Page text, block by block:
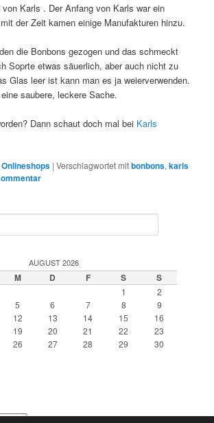
Karls . Der Anfang von Karls war ein
der Zeit kamen einige Manufakturen hinzu.
die Bonbons gezogen und das schmeckt
Soprte etwas säuerlich, aber auch nicht zu
Glas leer ist kann man es ja weierverwenden.
saubere, leckere Sache.
Dann schaut doch mal bei Karls
Onlineshops |Verschlagwortet mitbonbons,karls
AUGUST 2026
M D F S S
1
2
5 6 7 8
9
12 13 14 15
16
19 20 21 22
23
26 27 28 29
30